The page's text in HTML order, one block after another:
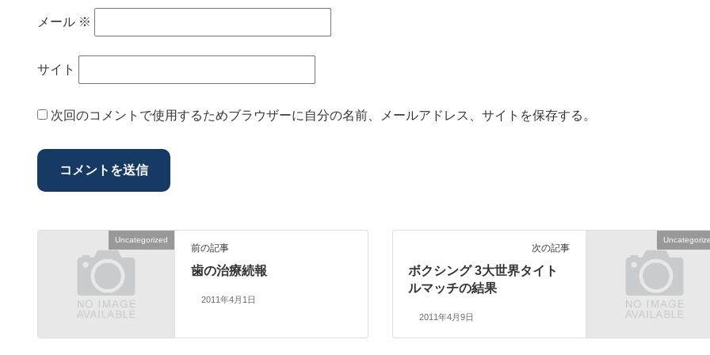
メール ※
サイト
次回のコメントで使用するためブラウザーに自分の名前、メールアドレス、サイトを保存する。
Uncategorized
前の記事
歯の治療続報
2011年4月1日
次の記事
ボクシング 3大世界タイト
ルマッチの結果
2011年4月9日